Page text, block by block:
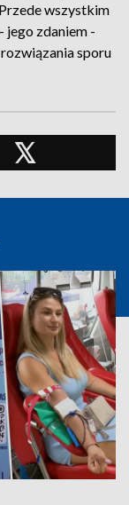
wszystkim
jego zdaniem -
sporu